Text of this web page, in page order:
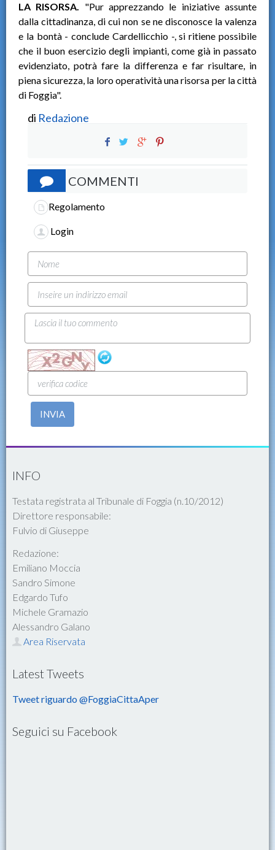
LA RISORSA. "Pur apprezzando le iniziative assunte
dalla cittadinanza, di cui non se ne disconosce la valenza
e la bontà - conclude Cardellicchio -, si ritiene possibile
che il buon esercizio degli impianti, come già in passato
evidenziato, potrà fare la differenza e far risultare, in
piena sicurezza, la loro operatività una risorsa per la città
di Foggia".
di Redazione
COMMENTI
Regolamento
Login
INVIA
INFO
Testata registrata al Tribunale di Foggia (n.10/2012)
Direttore responsabile:
Fulvio di Giuseppe
Redazione:
Emiliano Moccia
Sandro Simone
Edgardo Tufo
Michele Gramazio
Alessandro Galano
Area Riservata
Latest Tweets
Tweet riguardo @FoggiaCittaAper
Seguici su Facebook